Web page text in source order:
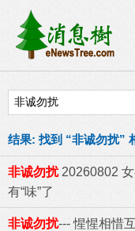
结果: 找到 “非诚勿扰”
非诚勿扰20260802
有“味”了
非诚勿扰--- 惺惺相惜